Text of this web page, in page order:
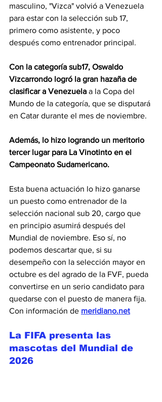
masculino, "Vizca" volvió a Venezuela
para estar con la selección sub 17,
primero como asistente, y poco
después como entrenador principal.
Con la categoría sub17, Oswaldo
Vizcarrondo logró la gran hazaña de
clasificar a Venezuela a la Copa del
Mundo de la categoría, que se disputará
en Catar durante el mes de noviembre.
Además, lo hizo logrando un meritorio
tercer lugar para La Vinotinto en el
Campeonato Sudamericano.
Esta buena actuación lo hizo ganarse
un puesto como entrenador de la
selección nacional sub 20, cargo que
en principio asumirá después del
Mundial de noviembre. Eso sí, no
podemos descartar que, si su
desempeño con la selección mayor en
octubre es del agrado de la FVF, pueda
convertirse en un serio candidato para
quedarse con el puesto de manera fija.
Con información de meridiano.net
La FIFA presenta las
mascotas del Mundial de
2026